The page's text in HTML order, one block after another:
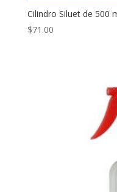
Cilindro Siluet de 500
$71.00